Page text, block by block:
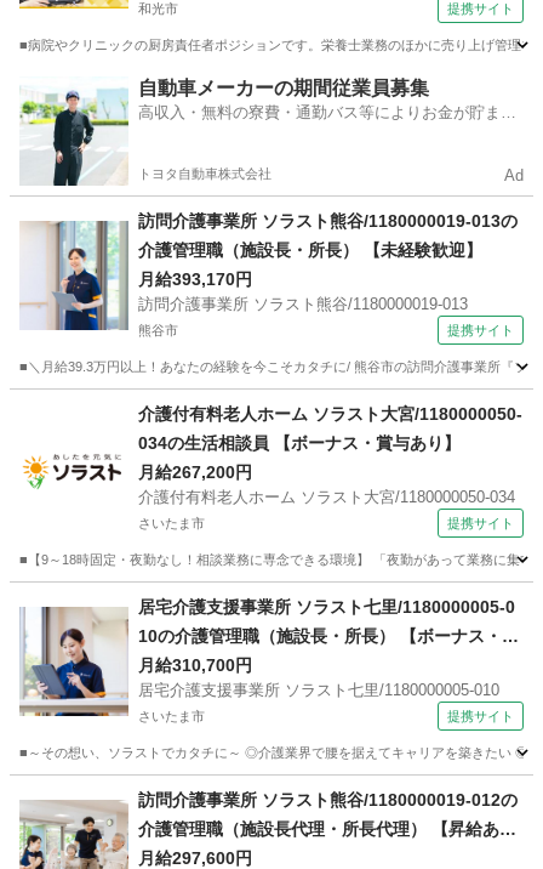
和光市 提携サイト
■病院やクリニックの厨房責任者ポジションです。栄養士業務のほかに売り上げ管理
栄養士
自動車メーカーの期間従業員募集
高収入・無料の寮費・通勤バス等によりお金が貯まり
トヨタ自動車株式会社 Ad
訪問介護事業所 ソラスト熊谷/1180000019-013の
介護管理職（施設長・所長） 【未経験歓迎】
月給393,170円
訪問介護事業所 ソラスト熊谷/1180000019-013
熊谷市 提携サイト
■＼月給39.3万円以上！あなたの経験を今こそカタチに/ 熊谷市の訪問介護事業所『
ホームヘルパー
介護付有料老人ホーム ソラスト大宮/1180000050-
034の生活相談員 【ボーナス・賞与あり】
月給267,200円
介護付有料老人ホーム ソラスト大宮/1180000050-034
さいたま市 提携サイト
■【9～18時固定・夜勤なし！相談業務に専念できる環境】 「夜勤があって業務に集
さいたま市 ホームヘルパー
居宅介護支援事業所 ソラスト七里/1180000005-0
10の介護管理職（施設長・所長） 【ボーナス・賞
与あり】
月給310,700円
居宅介護支援事業所 ソラスト七里/1180000005-010
さいたま市 提携サイト
■～その想い、ソラストでカタチに～ ◎介護業界で腰を据えてキャリアを築きたい ◎
さいたま市 ホームヘルパー
訪問介護事業所 ソラスト熊谷/1180000019-012の
介護管理職（施設長代理・所長代理） 【昇給あ
り】
月給297,600円